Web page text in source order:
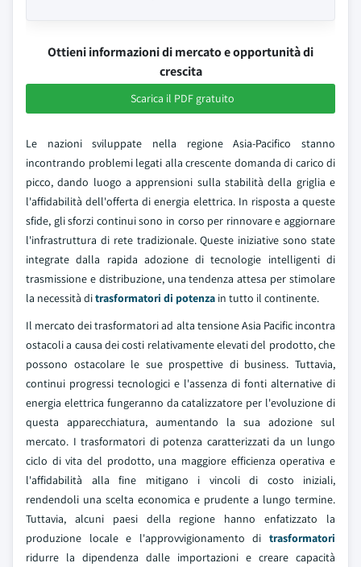
Ottieni informazioni di mercato e opportunità di
crescita
Scarica il PDF gratuito
Le nazioni sviluppate nella regione Asia-Pacifico stanno
incontrando problemi legati alla crescente domanda di carico di
picco, dando luogo a apprensioni sulla stabilità della griglia e
l'affidabilità dell'offerta di energia elettrica. In risposta a queste
sfide, gli sforzi continui sono in corso per rinnovare e aggiornare
l'infrastruttura di rete tradizionale. Queste iniziative sono state
integrate dalla rapida adozione di tecnologie intelligenti di
trasmissione e distribuzione, una tendenza attesa per stimolare
la necessità ditrasformatori di potenza in tutto il continente.
Il mercato dei trasformatori ad alta tensione Asia Pacific incontra
ostacoli a causa dei costi relativamente elevati del prodotto, che
possono ostacolare le sue prospettive di business. Tuttavia,
continui progressi tecnologici e l'assenza di fonti alternative di
energia elettrica fungeranno da catalizzatore per l'evoluzione di
questa apparecchiatura, aumentando la sua adozione sul
mercato. I trasformatori di potenza caratterizzati da un lungo
ciclo di vita del prodotto, una maggiore efficienza operativa e
l'affidabilità alla fine mitigano i vincoli di costo iniziali,
rendendoli una scelta economica e prudente a lungo termine.
Tuttavia, alcuni paesi della regione hanno enfatizzato la
produzione locale e l'approvvigionamento di trasformatori
ridurre la dipendenza dalle importazioni e creare capacità